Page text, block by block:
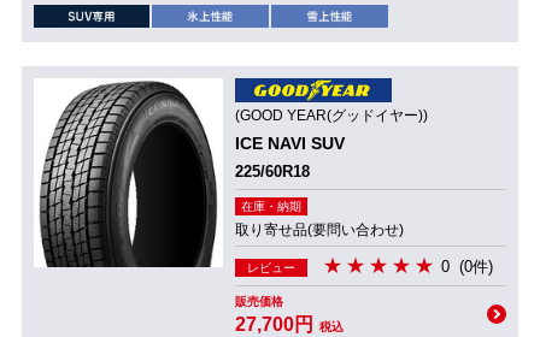
(GOOD YEAR(グッドイヤー))
ICE NAVI SUV
225/60R18
在庫・納期
取り寄せ品(要問い合わせ)
レビュー 0 (0件)
販売価格
27,700円 税込